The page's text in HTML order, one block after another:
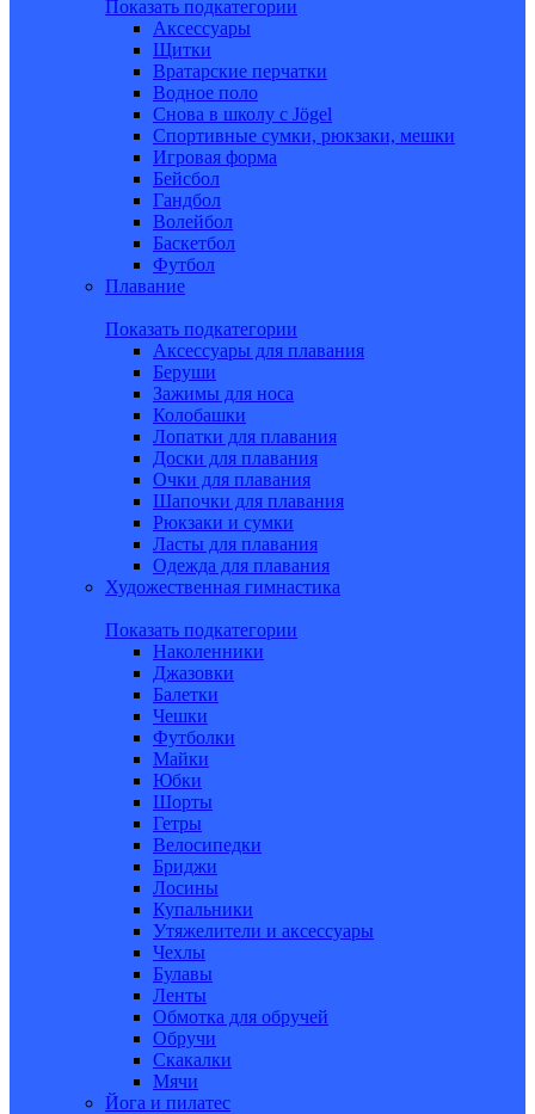
Показать подкатегории
Аксессуары
Щитки
Вратарские перчатки
Водное поло
Снова в школу c Jögel
Спортивные сумки, рюкзаки, мешки
Игровая форма
Бейсбол
Гандбол
Волейбол
Баскетбол
Футбол
Плавание
Показать подкатегории
Аксессуары для плавания
Беруши
Зажимы для носа
Колобашки
Лопатки для плавания
Доски для плавания
Очки для плавания
Шапочки для плавания
Рюкзаки и сумки
Ласты для плавания
Одежда для плавания
Художественная гимнастика
Показать подкатегории
Наколенники
Джазовки
Балетки
Чешки
Футболки
Майки
Юбки
Шорты
Гетры
Велосипедки
Бриджи
Лосины
Купальники
Утяжелители и аксессуары
Чехлы
Булавы
Ленты
Обмотка для обручей
Обручи
Скакалки
Мячи
Йога и пилатес